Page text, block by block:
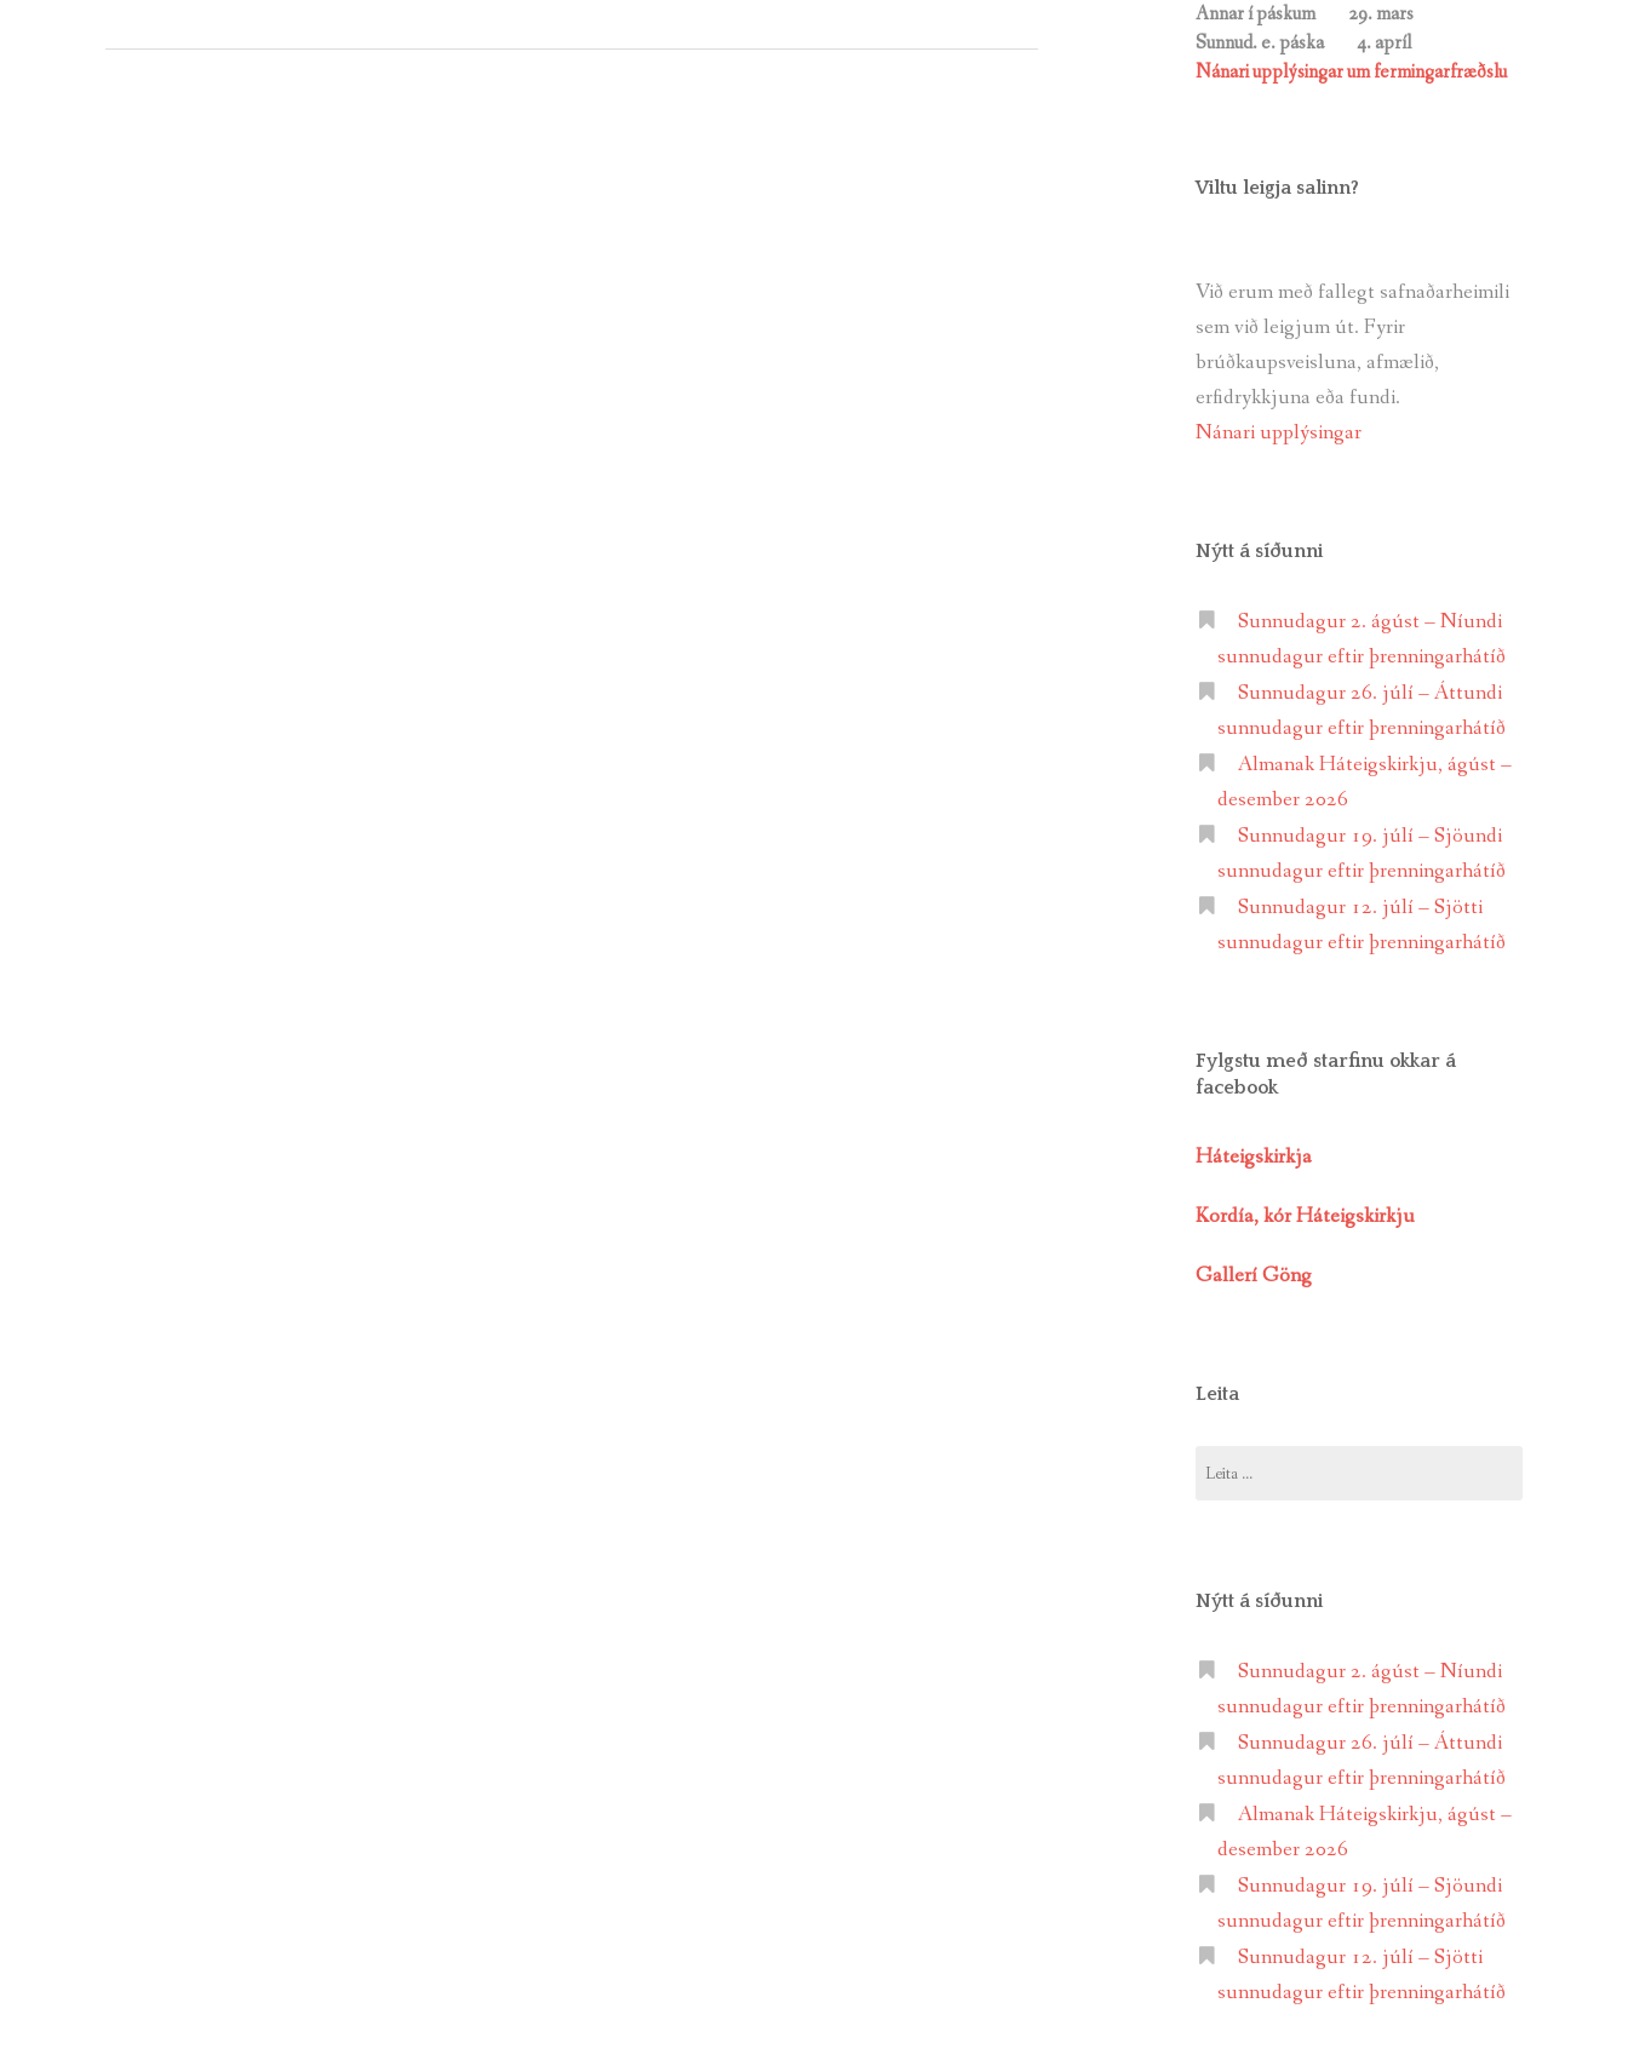
Annar í páskum 29. mars
Sunnud. e. páska 4. apríl
Nánari upplýsingar um fermingarfræðslu
Viltu leigja salinn?
Við erum með fallegt safnaðarheimili
sem við leigjum út. Fyrir
brúðkaupsveisluna, afmælið,
erfidrykkjuna eða fundi.
Nánari upplýsingar
Nýtt á síðunni
Sunnudagur 2. ágúst – Níundi
sunnudagur eftir þrenningarhátíð
Sunnudagur 26. júlí – Áttundi
sunnudagur eftir þrenningarhátíð
Almanak Háteigskirkju, ágúst –
desember 2026
Sunnudagur 19. júlí – Sjöundi
sunnudagur eftir þrenningarhátíð
Sunnudagur 12. júlí – Sjötti
sunnudagur eftir þrenningarhátíð
Fylgstu með starfinu okkar á
facebook
Háteigskirkja
Kordía, kór Háteigskirkju
Gallerí Göng
Leita
að:
Nýtt á síðunni
Sunnudagur 2. ágúst – Níundi
sunnudagur eftir þrenningarhátíð
Sunnudagur 26. júlí – Áttundi
sunnudagur eftir þrenningarhátíð
Almanak Háteigskirkju, ágúst –
desember 2026
Sunnudagur 19. júlí – Sjöundi
sunnudagur eftir þrenningarhátíð
Sunnudagur 12. júlí – Sjötti
sunnudagur eftir þrenningarhátíð